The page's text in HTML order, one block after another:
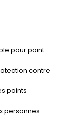
pour point
contre
points
personnes